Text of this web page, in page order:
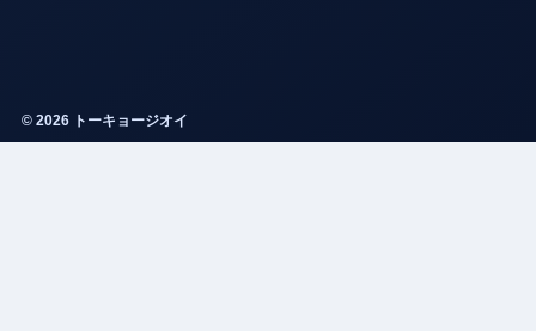
© 2026 トーキョージオイ